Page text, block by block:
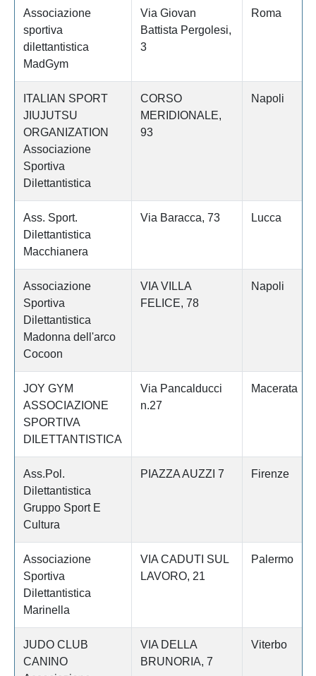
Associazione
sportiva
dilettantistica
MadGym
Via Giovan
Battista Pergolesi,
3
Roma
ITALIAN SPORT
JIUJUTSU
ORGANIZATION
Associazione
Sportiva
Dilettantistica
CORSO
MERIDIONALE,
93
Napoli
Ass. Sport.
Dilettantistica
Macchianera
Via Baracca, 73 Lucca
Associazione
Sportiva
Dilettantistica
Madonna dell'arco
Cocoon
VIA VILLA
FELICE, 78
Napoli
JOY GYM
ASSOCIAZIONE
SPORTIVA
DILETTANTISTICA
Via Pancalducci
n.27
Macerata
Ass.Pol.
Dilettantistica
Gruppo Sport E
Cultura
PIAZZA AUZZI 7 Firenze
Associazione
Sportiva
Dilettantistica
Marinella
VIA CADUTI SUL
LAVORO, 21
Palermo
JUDO CLUB
CANINO
VIA DELLA
BRUNORIA, 7
Viterbo